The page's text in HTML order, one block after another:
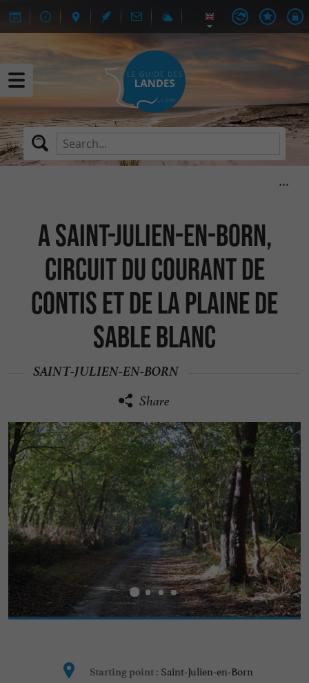
A Saint-Julien-en-Born,
circuit du Courant de
Contis et de la Plaine de
Sable Blanc
SAINT-JULIEN-EN-BORN
Share
Starting point : Saint-Julien-en-Born